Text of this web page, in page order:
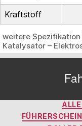
Kraftstoff
weitere Spezifikation
Katalysator –
Kategorien